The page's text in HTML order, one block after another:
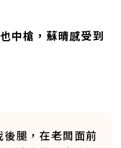
中槍，蘇晴感受到
腿，在老闆面前